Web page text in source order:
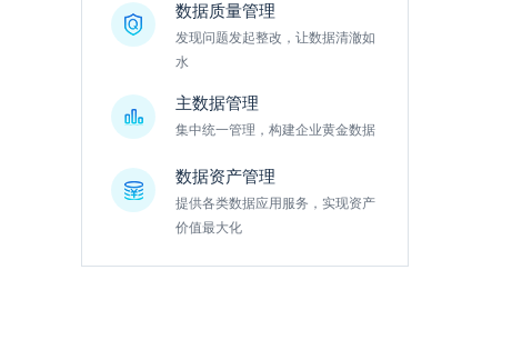
数据质量管理
发现问题发起整改，让数据清澈如
水
主数据管理
集中统一管理，构建企业黄金数据
数据资产管理
提供各类数据应用服务，实现资产
价值最大化